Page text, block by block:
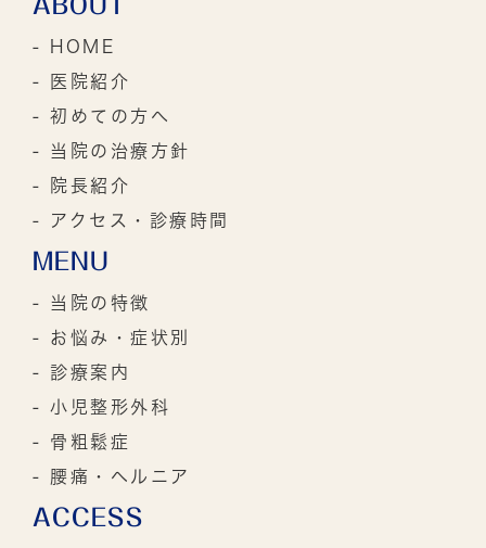
ABOUT
- HOME
- 医院紹介
- 初めての方へ
- 当院の治療方針
- 院長紹介
- アクセス・診療時間
MENU
- 当院の特徴
- お悩み・症状別
- 診療案内
- 小児整形外科
- 骨粗鬆症
- 腰痛・ヘルニア
ACCESS